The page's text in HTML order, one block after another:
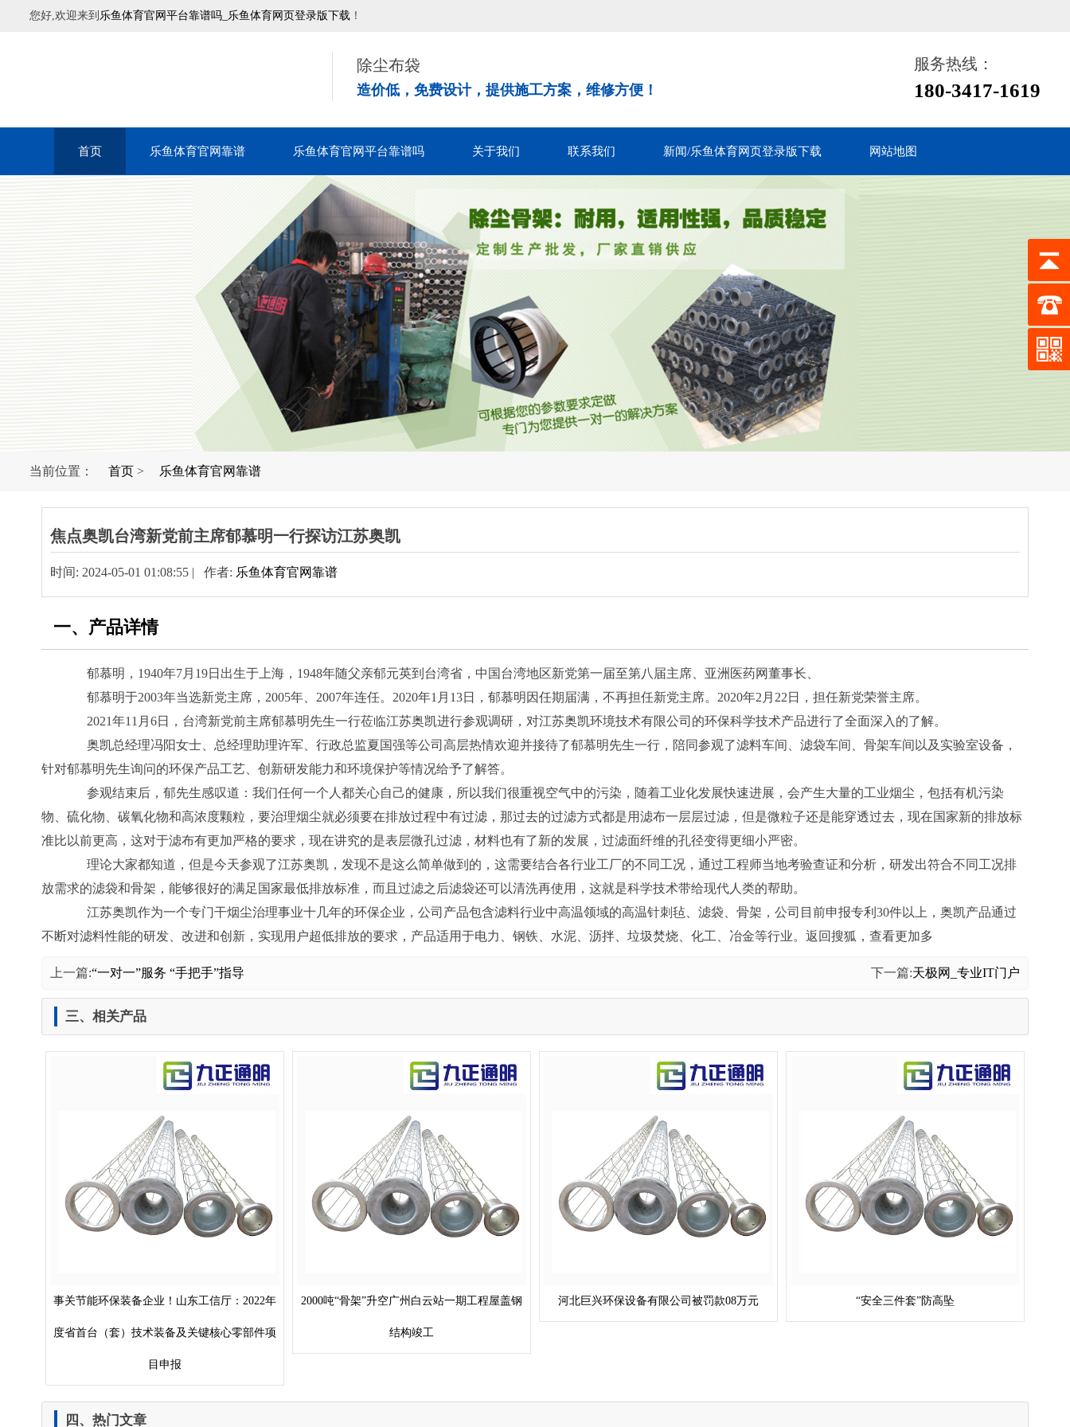
您好,欢迎来到 乐鱼体育官网平台靠谱吗_乐鱼体育网页登录版下载 ！
除尘布袋
造价低，免费设计，提供施工方案，维修方便！
服务热线：
180-3417-1619
首页 乐鱼体育官网靠谱 乐鱼体育官网平台靠谱吗 关于我们 联系我们 新闻/乐鱼体育网页登录版下载 网站地图
当前位置： 首页 > 乐鱼体育官网靠谱
焦点奥凯台湾新党前主席郁慕明一行探访江苏奥凯
时间: 2024-05-01 01:08:55 | 作者: 乐鱼体育官网靠谱
一、产品详情
郁慕明，1940年7月19日出生于上海，1948年随父亲郁元英到台湾省，中国台湾地区新党第一届至第八届主席、亚洲医药网董事长、
郁慕明于2003年当选新党主席，2005年、2007年连任。2020年1月13日，郁慕明因任期届满，不再担任新党主席。2020年2月22日，担任新党荣誉主席。
2021年11月6日，台湾新党前主席郁慕明先生一行莅临江苏奥凯进行参观调研，对江苏奥凯环境技术有限公司的环保科学技术产品进行了全面深入的了解。
奥凯总经理冯阳女士、总经理助理许军、行政总监夏国强等公司高层热情欢迎并接待了郁慕明先生一行，陪同参观了滤料车间、滤袋车间、骨架车间以及实验室设备，
针对郁慕明先生询问的环保产品工艺、创新研发能力和环境保护等情况给予了解答。
参观结束后，郁先生感叹道：我们任何一个人都关心自己的健康，所以我们很重视空气中的污染，随着工业化发展快速进展，会产生大量的工业烟尘，包括有机污染
物、硫化物、碳氧化物和高浓度颗粒，要治理烟尘就必须要在排放过程中有过滤，那过去的过滤方式都是用滤布一层层过滤，但是微粒子还是能穿透过去，现在国家新的排放标
准比以前更高，这对于滤布有更加严格的要求，现在讲究的是表层微孔过滤，材料也有了新的发展，过滤面纤维的孔径变得更细小严密。
理论大家都知道，但是今天参观了江苏奥凯，发现不是这么简单做到的，这需要结合各行业工厂的不同工况，通过工程师当地考验查证和分析，研发出符合不同工况排
放需求的滤袋和骨架，能够很好的满足国家最低排放标准，而且过滤之后滤袋还可以清洗再使用，这就是科学技术带给现代人类的帮助。
江苏奥凯作为一个专门干烟尘治理事业十几年的环保企业，公司产品包含滤料行业中高温领域的高温针刺毡、滤袋、骨架，公司目前申报专利30件以上，奥凯产品通过
不断对滤料性能的研发、改进和创新，实现用户超低排放的要求，产品适用于电力、钢铁、水泥、沥拌、垃圾焚烧、化工、冶金等行业。返回搜狐，查看更加多
上一篇:“一对一”服务 “手把手”指导 下一篇:天极网_专业IT门户
三、相关产品
事关节能环保装备企业！山东工信厅：2022年
度省首台（套）技术装备及关键核心零部件项
目申报
2000吨“骨架”升空广州白云站一期工程屋盖钢
结构竣工
河北巨兴环保设备有限公司被罚款08万元 “安全三件套”防高坠
四、热门文章